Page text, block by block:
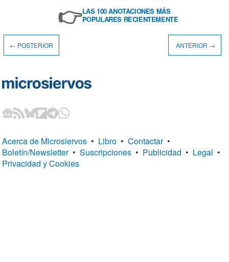
👉LAS 100 ANOTACIONES MÁS
POPULARES RECIENTEMENTE
← POSTERIOR ANTERIOR →
Acerca de Microsiervos • Libro • Contactar •
Boletín/Newsletter • Suscripciones • Publicidad • Legal •
Privacidad y Cookies